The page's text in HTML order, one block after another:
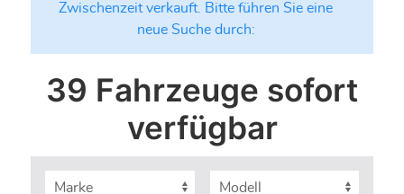
Zwischenzeit verkauft. Bitte führen Sie eine
neue Suche durch:
39 Fahrzeuge sofort
verfügbar